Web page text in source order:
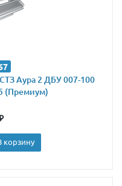
Аура 2 ДБУ 007-100
(Премиум)
корзину